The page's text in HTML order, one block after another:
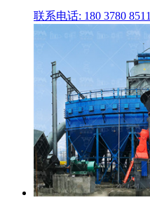
联系电话: 180 3780 8511